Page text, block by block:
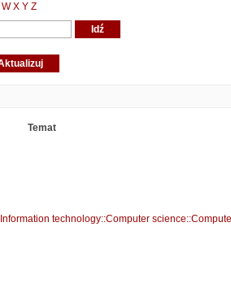
W X Y Z
Temat
technology::Computer